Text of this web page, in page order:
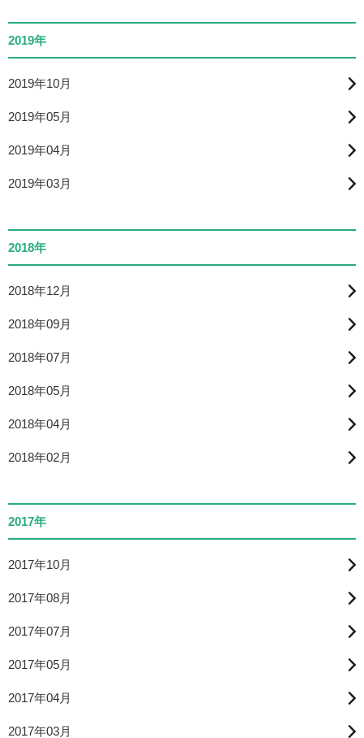
2019年
2019年10月
2019年05月
2019年04月
2019年03月
2018年
2018年12月
2018年09月
2018年07月
2018年05月
2018年04月
2018年02月
2017年
2017年10月
2017年08月
2017年07月
2017年05月
2017年04月
2017年03月